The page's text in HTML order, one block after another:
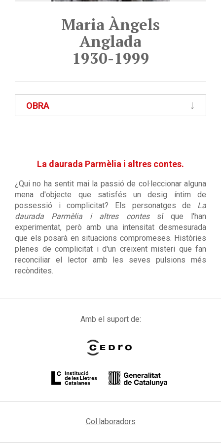
Maria Àngels
Anglada
1930-1999
OBRA
La daurada Parmèlia i altres contes.
¿Qui no ha sentit mai la passió de col·leccionar alguna
mena d'objecte que satisfés un desig íntim de
possessió i complicitat? Els personatges de La
daurada Parmèlia i altres contessí que l'han
experimentat, però amb una intensitat desmesurada
que els posarà en situacions compromeses. Històries
plenes de complicitat i d'un creixent misteri que fan
reconciliar el lector amb les seves pulsions més
recòndites.
Amb el suport de:
Col·laboradors